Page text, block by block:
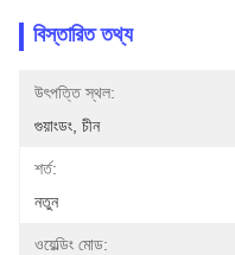
বিস্তারিত তথ্য
উৎপত্তি স্থল:
গুয়াংডং, চীন
শর্ত:
নতুন
ওয়েল্ডিং মোড: